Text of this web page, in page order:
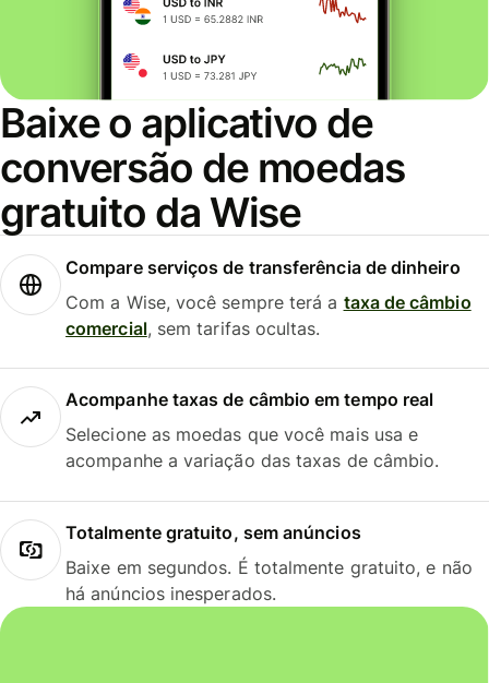
Baixe o aplicativo de
conversão de moedas
gratuito da Wise
Compare serviços de transferência de dinheiro
Com a Wise, você sempre terá a taxa de câmbio
comercial, sem tarifas ocultas.
Acompanhe taxas de câmbio em tempo real
Selecione as moedas que você mais usa e
acompanhe a variação das taxas de câmbio.
Totalmente gratuito, sem anúncios
Baixe em segundos. É totalmente gratuito, e não
há anúncios inesperados.